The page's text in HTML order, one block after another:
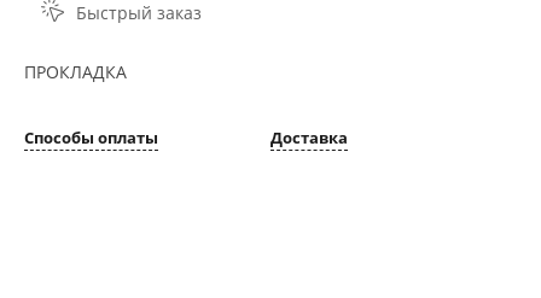
Быстрый заказ
ПРОКЛАДКА
Способы оплаты Доставка